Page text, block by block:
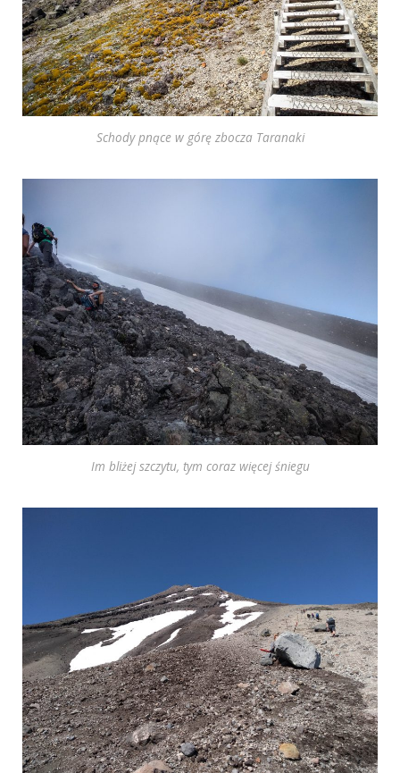
Schody pnące w górę zbocza Taranaki
Im bliżej szczytu, tym coraz więcej śniegu